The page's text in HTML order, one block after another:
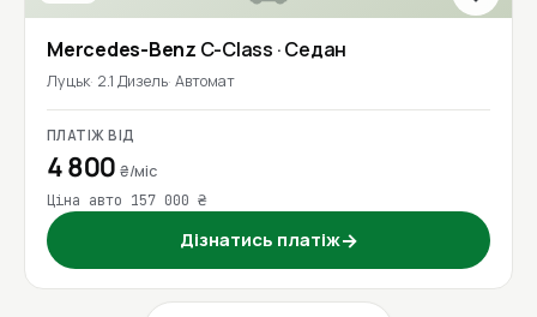
Mercedes-Benz C-Class · Седан
Луцьк 2.1 Дизель Автомат
ПЛАТІЖ ВІД
4 800₴/міс
Ціна авто 157 000 ₴
Дізнатись платіж→